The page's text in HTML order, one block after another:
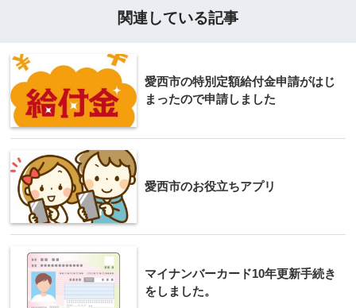
関連している記事
愛西市の特別定額給付金申請がはじ
まったので申請しました
愛西市のお役立ちアプリ
マイナンバーカード10年更新手続き
をしました。